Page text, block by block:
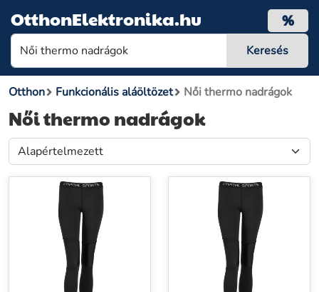
OtthonElektronika.hu %
Otthon Funkcionális aláöltözet Női thermo nadrágok
Női thermo nadrágok